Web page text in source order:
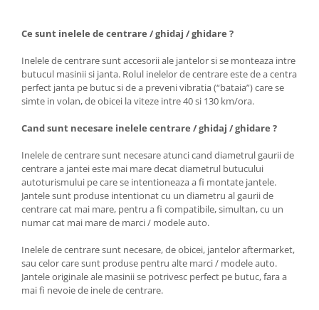
Ce sunt inelele de centrare / ghidaj / ghidare ?
Inelele de centrare sunt accesorii ale jantelor si se monteaza intre
butucul masinii si janta. Rolul inelelor de centrare este de a centra
perfect janta pe butuc si de a preveni vibratia (“bataia”) care se
simte in volan, de obicei la viteze intre 40 si 130 km/ora.
Cand sunt necesare inelele centrare / ghidaj / ghidare ?
Inelele de centrare sunt necesare atunci cand diametrul gaurii de
centrare a jantei este mai mare decat diametrul butucului
autoturismului pe care se intentioneaza a fi montate jantele.
Jantele sunt produse intentionat cu un diametru al gaurii de
centrare cat mai mare, pentru a fi compatibile, simultan, cu un
numar cat mai mare de marci / modele auto.
Inelele de centrare sunt necesare, de obicei, jantelor aftermarket,
sau celor care sunt produse pentru alte marci / modele auto.
Jantele originale ale masinii se potrivesc perfect pe butuc, fara a
mai fi nevoie de inele de centrare.